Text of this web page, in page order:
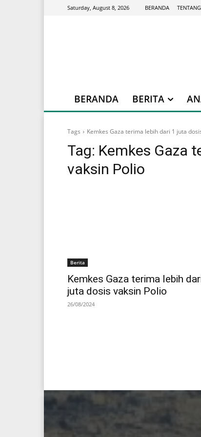
Saturday, August 8, 2026 BERANDA
BERANDA BERITA
Tags Kemkes Gaza terima lebih dari 1 juta
Tag: Kemkes Gaza
vaksin Polio
Berita
Kemkes Gaza terima lebih
juta dosis vaksin Polio
26/08/2024